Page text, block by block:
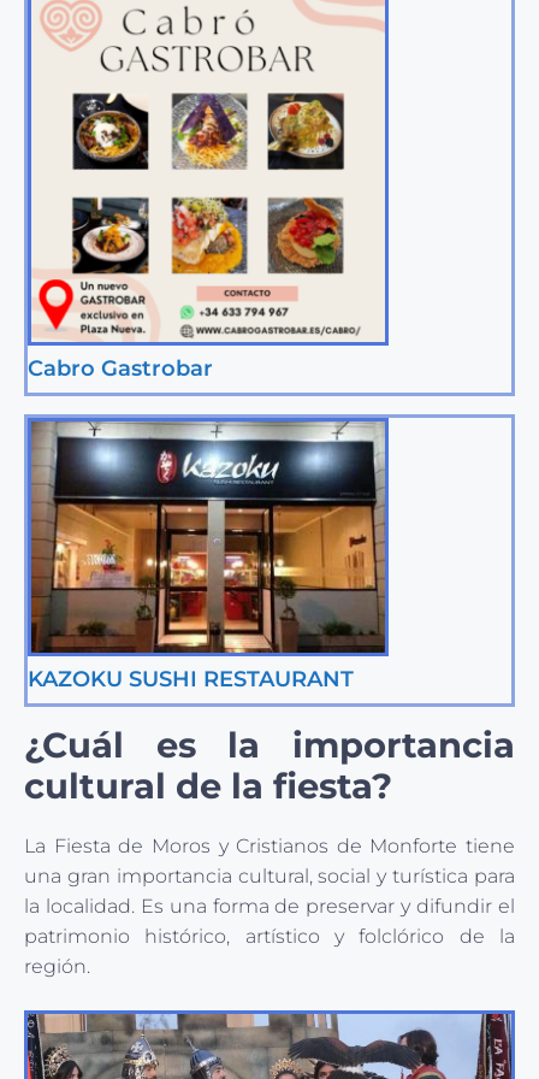
Cabro Gastrobar
KAZOKU SUSHI RESTAURANT
¿Cuál es la importancia
cultural de la fiesta?
La Fiesta de Moros y Cristianos de Monforte tiene
una gran importancia cultural, social y turística para
la localidad. Es una forma de preservar y difundir el
patrimonio histórico, artístico y folclórico de la
región.